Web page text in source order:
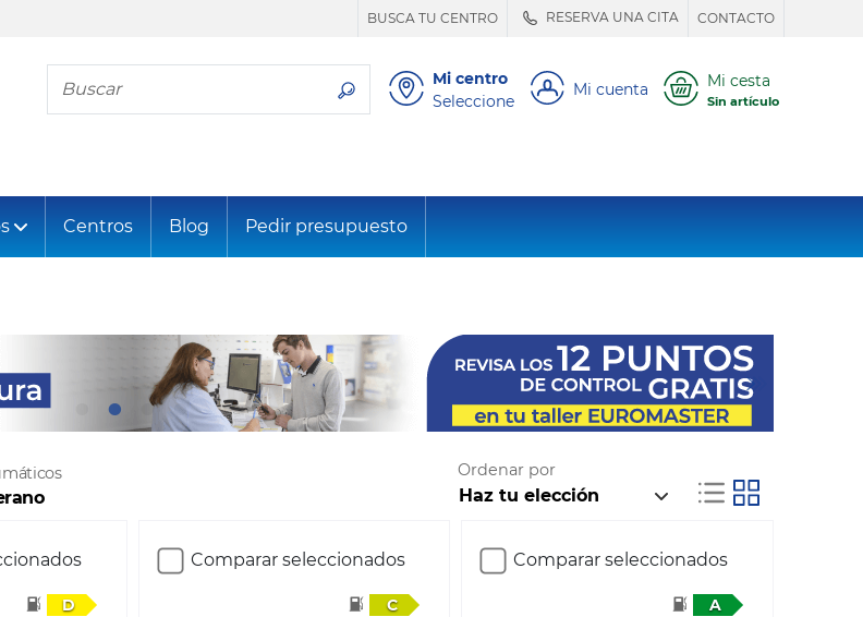
BUSCA TU CENTRO RESERVA UNA CITA CONTACTO
Busca tu neumático
Mi centro
Seleccione
Mi cuenta Mi cesta
Sin artículo
Centros Blog Pedir presupuesto
Ordenar por
D
Comparar seleccionados
C
Comparar seleccionados
A